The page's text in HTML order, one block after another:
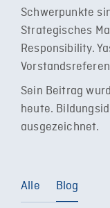
Schwerpunkte
Strategisches
Responsibility.
Sein Beitrag
heute.
ausgezeichnet.
Alle Blog